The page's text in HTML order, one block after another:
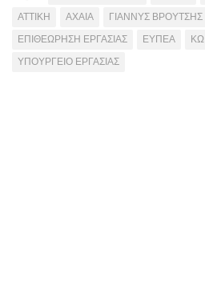
ΑΤΤΙΚΗ
ΑΧΑΙΑ ΓΙΑΝΝΥΣ ΒΡΟΥΤΣΗΣ
ΕΠΙΘΕΩΡΗΣΗ ΕΡΓΑΣΙΑΣ
ΕΥΠΕΑ ΚΩ
ΥΠΟΥΡΓΕΙΟ ΕΡΓΑΣΙΑΣ